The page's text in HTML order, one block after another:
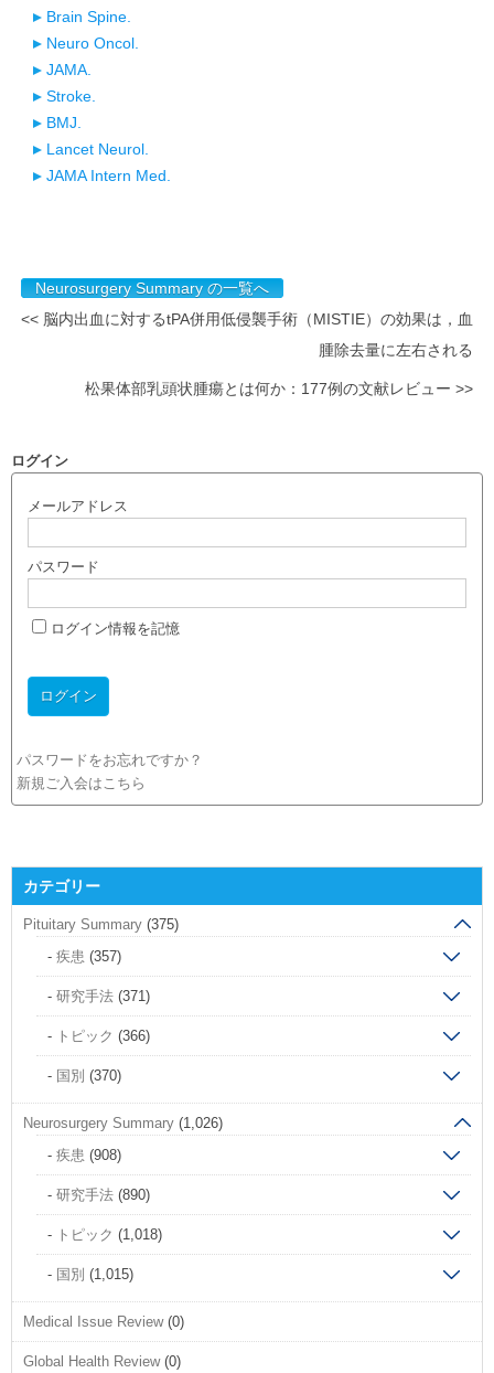
Brain Spine.
Neuro Oncol.
JAMA.
Stroke.
BMJ.
Lancet Neurol.
JAMA Intern Med.
Neurosurgery Summary の一覧へ
<< 脳内出血に対するtPA併用低侵襲手術（MISTIE）の効果は，血
腫除去量に左右される
松果体部乳頭状腫瘍とは何か：177例の文献レビュー >>
ログイン
メールアドレス
パスワード
ログイン情報を記憶
パスワードをお忘れですか？
新規ご入会はこちら
カテゴリー
Pituitary Summary (375)
疾患 (357)
研究手法 (371)
トピック (366)
国別 (370)
Neurosurgery Summary (1,026)
疾患 (908)
研究手法 (890)
トピック (1,018)
国別 (1,015)
Medical Issue Review(0)
Global Health Review(0)